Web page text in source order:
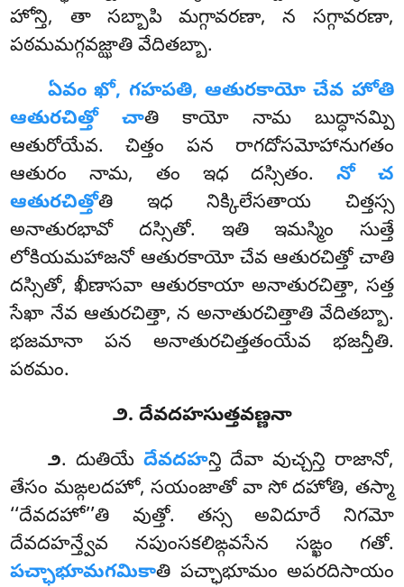
హోన్తి, తా సబ్బాపి మగ్గావరణా, న సగ్గావరణా,
పఠమమగ్గవజ్ఝాతి వేదితబ్బా.
ఏవం ఖో, గహపతి, ఆతురకాయో చేవ హోతి
ఆతురచిత్తో చాతి కాయో నామ బుద్ధానమ్పి
ఆతురోయేవ. చిత్తం పన రాగదోసమోహానుగతం
ఆతురం నామ, తం ఇధ దస్సితం.నో చ
ఆతురచిత్తోతి ఇధ నిక్కిలేసతాయ చిత్తస్స
అనాతురభావో దస్సితో. ఇతి ఇమస్మిం సుత్తే
లోకియమహాజనో ఆతురకాయో చేవ ఆతురచిత్తో చాతి
దస్సితో, ఖీణాసవా ఆతురకాయా అనాతురచిత్తా, సత్త
సేఖా నేవ ఆతురచిత్తా, న అనాతురచిత్తాతి వేదితబ్బా.
భజమానా పన అనాతురచిత్తతంయేవ భజన్తీతి.
పఠమం.
౨. దేవదహసుత్తవణ్ణనా
౨. దుతియే దేవదహన్తి దేవా వుచ్చన్తి రాజానో,
తేసం మఙ్గలదహో, సయంజాతో వా సో దహోతి, తస్మా
‘‘దేవదహో’’తి వుత్తో. తస్స అవిదూరే నిగమో
దేవదహన్త్వేవ నపుంసకలిఙ్గవసేన సఙ్ఖం గతో.
పచ్ఛాభూమగమికాతి పచ్ఛాభూమం అపరదిసాయం